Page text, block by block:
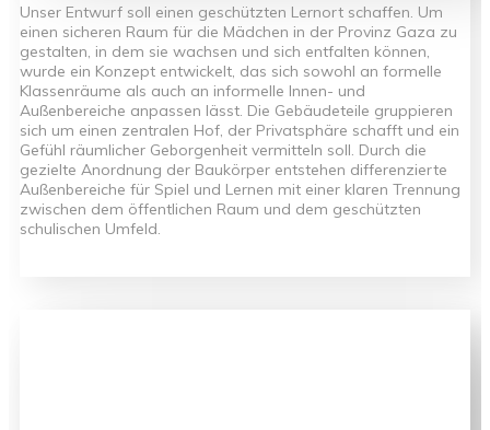
Unser Entwurf soll einen geschützten Lernort schaffen. Um
einen sicheren Raum für die Mädchen in der Provinz Gaza zu
gestalten, in dem sie wachsen und sich entfalten können,
wurde ein Konzept entwickelt, das sich sowohl an formelle
Klassenräume als auch an informelle Innen- und
Außenbereiche anpassen lässt. Die Gebäudeteile gruppieren
sich um einen zentralen Hof, der Privatsphäre schafft und ein
Gefühl räumlicher Geborgenheit vermitteln soll. Durch die
gezielte Anordnung der Baukörper entstehen differenzierte
Außenbereiche für Spiel und Lernen mit einer klaren Trennung
zwischen dem öffentlichen Raum und dem geschützten
schulischen Umfeld.